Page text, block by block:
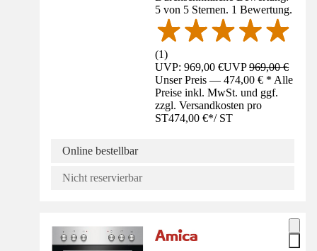
5 von 5 Sternen. 1 Bewertung.
(1)
UVP: 969,00 €UVP969,00 €
Unser Preis — 474,00 € * Alle
Preise inkl. MwSt. und ggf.
zzgl. Versandkosten pro
ST474,00 €*/ ST
Online bestellbar
Nicht reservierbar